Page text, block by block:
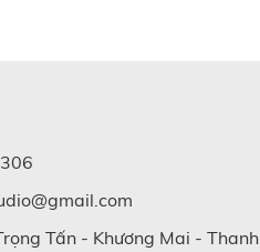
Tấn - Khương Mai - Thanh